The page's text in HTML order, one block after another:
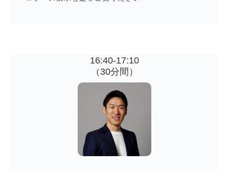
16:40-17:10
（30分間）